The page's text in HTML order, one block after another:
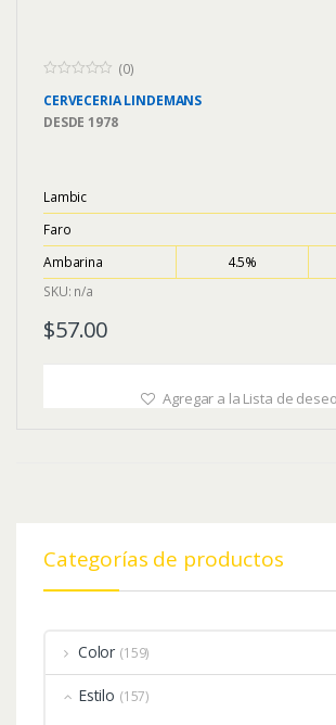
o
t
(0)
CERVECERIA LINDEMANS
DESDE 1978
Lambic
Faro
Ambarina
4.5%
SKU: n/a
$57.00
Agregar a la Lista de
Categorías de productos
Color (159)
Estilo (157)